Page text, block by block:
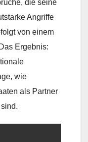
die seine
Angriffe
von einem
Ergebnis:
wie
als Partner